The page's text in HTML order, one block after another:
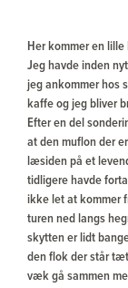
Her kommer en
Jeg havde inden
jeg ankommer hos
kaffe og jeg bliver
Efter en del
at den muflon der
læsiden på et
tidligere havde
ikke let at kommer
turen ned langs
skytten er lidt
den flok der står
væk gå sammen